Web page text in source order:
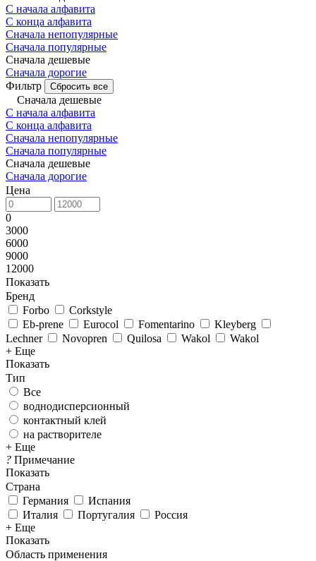
С начала алфавита
С конца алфавита
Сначала непопулярные
Сначала популярные
Сначала дешевые
Сначала дорогие
Фильтр
Сбросить все
Сначала дешевые
С начала алфавита
С конца алфавита
Сначала непопулярные
Сначала популярные
Сначала дешевые
Сначала дорогие
Цена
0
3000
6000
9000
12000
Показать
Бренд
Forbo
Corkstyle
Eb-prene
Eurocol Fomentarino
Kleyberg
Lechner
Novopren Quilosa Wakol
Wakol
+ Еще
Показать
Тип
Все
воднодисперсионный
контактный клей
на растворителе
+ Еще
? Примечание
Показать
Страна
Германия
Испания
Италия
Португалия
Россия
+ Еще
Показать
Область применения